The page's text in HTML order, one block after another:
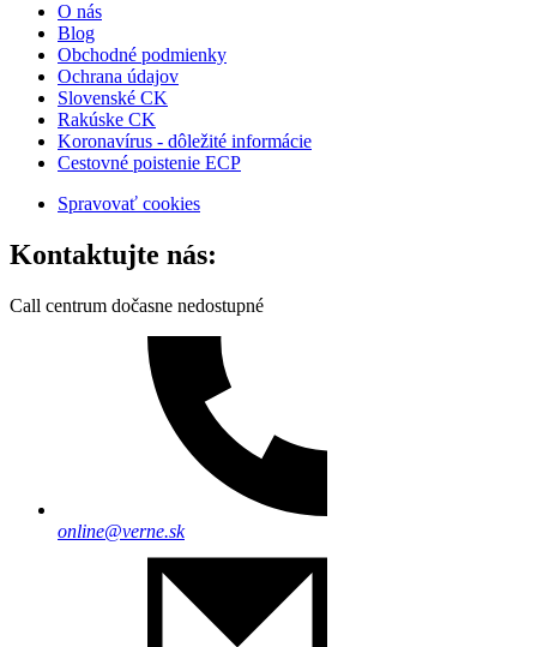
O nás
Blog
Obchodné podmienky
Ochrana údajov
Slovenské CK
Rakúske CK
Koronavírus - dôležité informácie
Cestovné poistenie ECP
Spravovať cookies
Kontaktujte nás:
Call centrum dočasne nedostupné
online@verne.sk